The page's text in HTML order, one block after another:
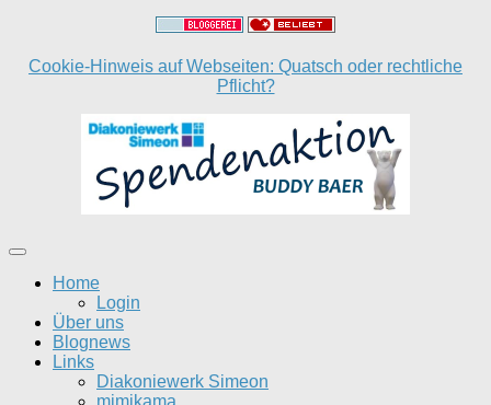
Cookie-Hinweis auf Webseiten: Quatsch oder rechtliche
Pflicht?
Home
Login
Über uns
Blognews
Links
Diakoniewerk Simeon